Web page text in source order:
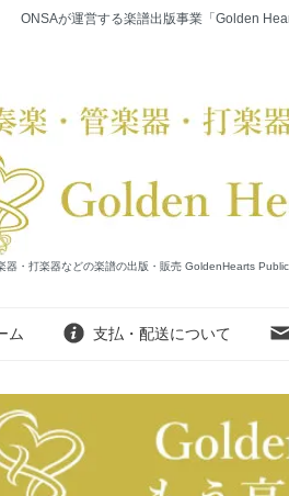
ONSAが運営する楽譜出版事業「Golden
器・打楽器などの楽譜の出版・販売 GoldenHearts
ム 支払・配送について